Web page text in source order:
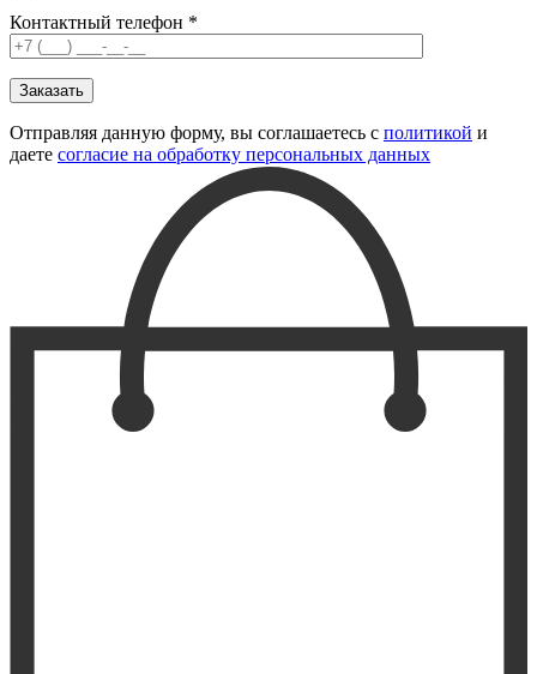
Контактный телефон *
Отправляя данную форму, вы соглашаетесь с политикой и
даете согласие на обработку персональных данных